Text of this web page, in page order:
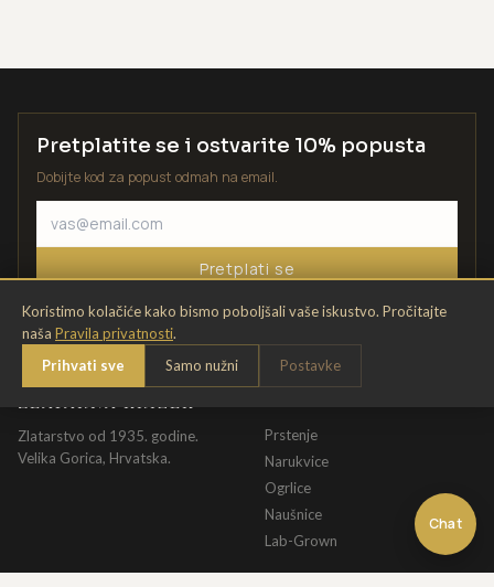
Chat
Koristimo kolačiće kako bismo poboljšali vaše iskustvo. Pročitajte
naša Pravila privatnosti.
Prihvati sve
Samo nužni Postavke
Pretplatite se i ostvarite 10% popusta
Dobijte kod za popust odmah na email.
Pretplati se
Zlatarstvo od 1935. godine.
Velika Gorica, Hrvatska.
Prstenje
Narukvice
Ogrlice
Naušnice
Lab-Grown